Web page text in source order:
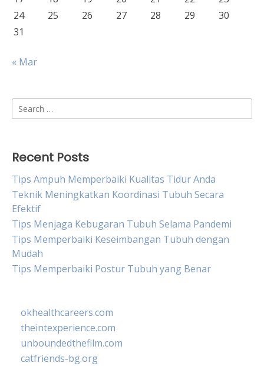
24
25 26 27 28 29
30
31
« Mar
Search
for:
Recent Posts
Tips Ampuh Memperbaiki Kualitas Tidur Anda
Teknik Meningkatkan Koordinasi Tubuh Secara
Efektif
Tips Menjaga Kebugaran Tubuh Selama Pandemi
Tips Memperbaiki Keseimbangan Tubuh dengan
Mudah
Tips Memperbaiki Postur Tubuh yang Benar
okhealthcareers.com
theintexperience.com
unboundedthefilm.com
catfriends-bg.org